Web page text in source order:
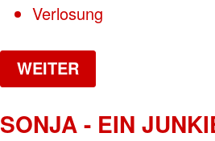
Verlosung
WEITER
SONJA - EIN